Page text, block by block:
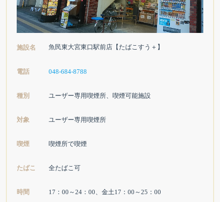
施設名 魚民東大宮東口駅前店【たばこすう＋】
電話 048-684-8788
種別 ユーザー専用喫煙所、喫煙可能施設
対象 ユーザー専用喫煙所
喫煙 喫煙所で喫煙
たばこ 全たばこ可
時間 17：00～24：00、金土17：00～25：00